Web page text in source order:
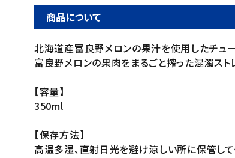
商品について
北海道産富良野メロンの果汁を使用したチュー
富良野メロンの果肉をまるごと搾った混濁ス
【容量】
350ml
【保存方法】
高温多湿、直射日光を避け涼しい所に保管して